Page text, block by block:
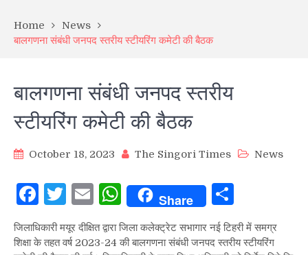
Home
News
बालगणना संबंधी जनपद स्तरीय स्टीयरिंग कमेटी की बैठक
बालगणना संबंधी जनपद स्तरीय
स्टीयरिंग कमेटी की बैठक
October 18, 2023 The Singori Times News
Facebook
Twitter
EmailWhatsApp
Share
जिलाधिकारी मयूर दीक्षित द्वारा जिला कलेक्ट्रेट सभागार नई टिहरी में समग्र
शिक्षा के तहत वर्ष 2023-24 की बालगणना संबंधी जनपद स्तरीय स्टीयरिंग